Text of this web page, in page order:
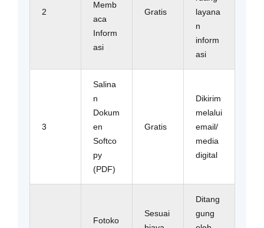
2
Memb
aca
Inform
asi
Gratis
layana
n
inform
asi
3
Salina
n
Dokum
en
Softco
py
(PDF)
Gratis
Dikirim
melalui
email/
media
digital
Fotoko
Sesuai
Ditang
gung